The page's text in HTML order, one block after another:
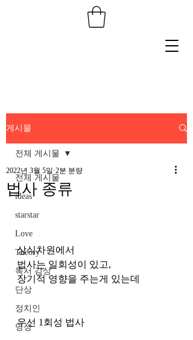
게시물
전체 게시물
ideas
starstar
Love
Theory
독서 감상
단상
정치인
명상
전체 게시물
법사 종류
2022년 3월 5일 2분 분량
상식차원에서
법사는 일회성이 있고,
장기적 영향을 주는게 있는데
우선 1회성 법사